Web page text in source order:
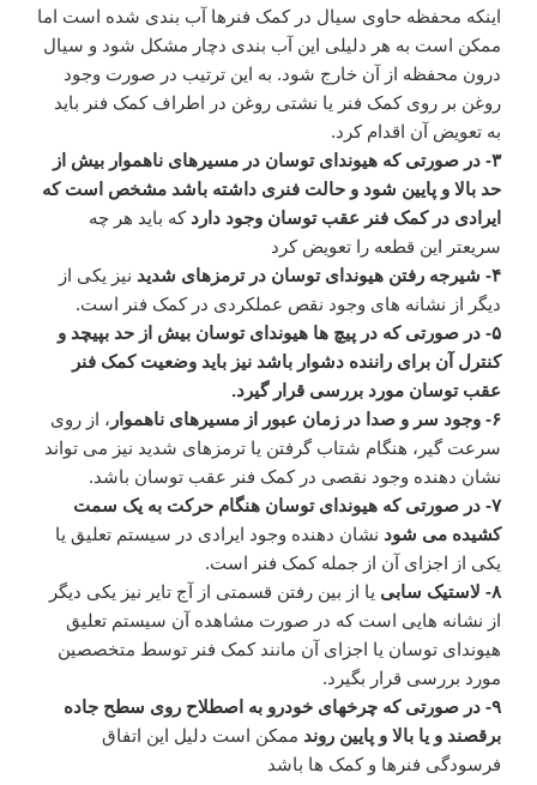
اینکه محفظه حاوی سیال در کمک فنرها آب بندی شده است اما
ممکن است به هر دلیلی این آب بندی دچار مشکل شود و سیال
درون محفظه از آن خارج شود. به این ترتیب در صورت وجود
روغن بر روی کمک فنر یا نشتی روغن در اطراف کمک فنر باید
به تعویض آن اقدام کرد.
۳- در صورتی که هیوندای توسان در مسیرهای ناهموار بیش از
حد بالا و پایین شود و حالت فنری داشته باشد مشخص است که
ایرادی در کمک فنر عقب توسان وجود دارد که باید هر چه
سریعتر این قطعه را تعویض کرد
۴- شیرجه رفتن هیوندای توسان در ترمزهای شدید
نیز یکی از
دیگر از نشانه های وجود نقص عملکردی در کمک فنر است.
۵- در صورتی که در پیچ ها هیوندای توسان بیش از حد بپیچد و
کنترل آن برای راننده دشوار باشد نیز باید وضعیت کمک فنر
عقب توسان مورد بررسی قرار گیرد.
۶- وجود سر و صدا در زمان عبور از مسیرهای ناهموار
، از روی
سرعت گیر، هنگام شتاب گرفتن یا ترمزهای شدید نیز می تواند
نشان دهنده وجود نقصی در کمک فنر عقب توسان باشد.
۷- در صورتی که هیوندای توسان هنگام حرکت به یک سمت
کشیده می شود نشان دهنده وجود ایرادی در سیستم تعلیق یا
یکی از اجزای آن از جمله کمک فنر است.
۸- لاستیک سابی
یا از بین رفتن قسمتی از آج تایر نیز یکی دیگر
از نشانه هایی است که در صورت مشاهده آن سیستم تعلیق
هیوندای توسان یا اجزای آن مانند کمک فنر توسط متخصصین
مورد بررسی قرار بگیرد.
۹- در صورتی که چرخهای خودرو به اصطلاح روی سطح جاده
برقصند و یا بالا و پایین روند ممکن است دلیل این اتفاق
فرسودگی فنرها و کمک ها باشد